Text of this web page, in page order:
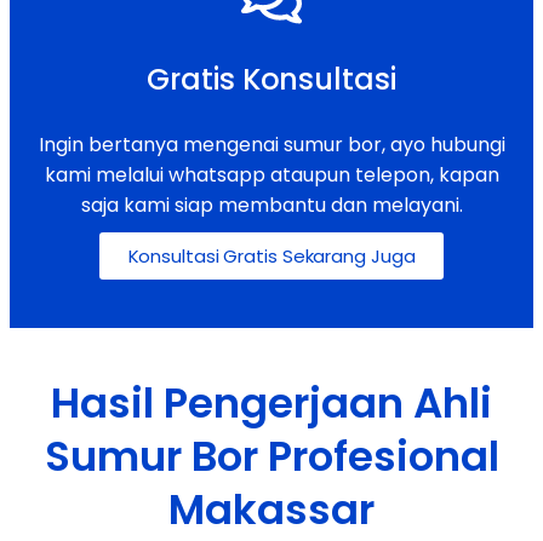
Gratis Konsultasi
Ingin bertanya mengenai sumur bor, ayo hubungi
kami melalui whatsapp ataupun telepon, kapan
saja kami siap membantu dan melayani.
Konsultasi Gratis Sekarang Juga
Hasil Pengerjaan Ahli
Sumur Bor Profesional
Makassar